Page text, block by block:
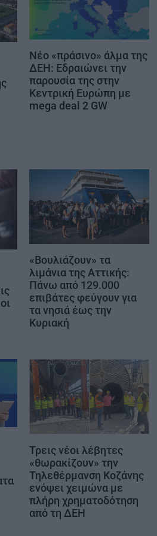
Νέο «πράσινο» άλμα της
ΔΕΗ: Εδραιώνει την
παρουσία της στην
Κεντρική Ευρώπη με
mega deal 2 GW
«Βουλιάζουν» τα
λιμάνια της Αττικής:
Πάνω από 129.000
επιβάτες φεύγουν για
τα νησιά έως την
Κυριακή
Τρεις νέοι λέβητες
«θωρακίζουν» την
Τηλεθέρμανση Κοζάνης
ενόψει χειμώνα με
πλήρη χρηματοδότηση
από τη ΔΕΗ